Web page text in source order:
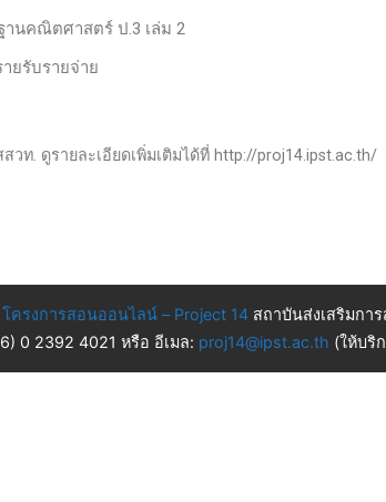
านคณิตศาสตร์ ป.3 เล่ม 2
ยรับรายจ่าย
ท. ดูรายละเอียดเพิ่มเติมได้ที่ http://proj14.ipst.ac.th/
โครงการสอนออนไลน์ – Project 14 สถาบันส่งเสริมกา
0 2392 4021 หรือ อีเมล: proj14@ipst.ac.th (ให้บริ